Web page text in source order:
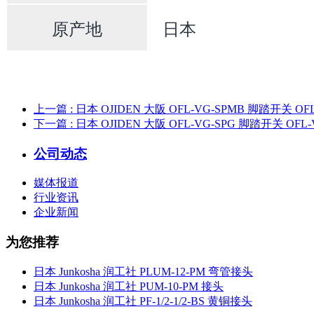
原产地 日本
上一篇 : 日本 OJIDEN 大阪 OFL-VG-SPMB 脚踏开关
下一篇 : 日本 OJIDEN 大阪 OFL-VG-SPG 脚踏开关 OFL-
公司动态
媒体报道
行业资讯
企业新闻
为您推荐
日本 Junkosha 润工社 PLUM-12-PM 弯管接头
日本 Junkosha 润工社 PUM-10-PM 接头
日本 Junkosha 润工社 PF-1/2-1/2-BS 黄铜接头